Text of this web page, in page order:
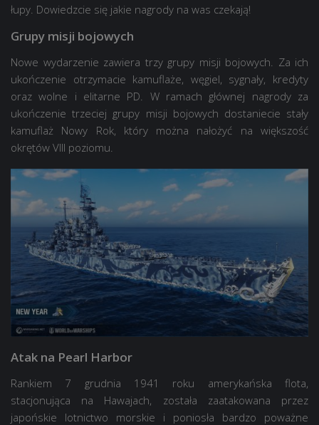
łupy. Dowiedzcie się jakie nagrody na was czekają!
Grupy misji bojowych
Nowe wydarzenie zawiera trzy grupy misji bojowych. Za ich
ukończenie otrzymacie kamuflaże, węgiel, sygnały, kredyty
oraz wolne i elitarne PD. W ramach głównej nagrody za
ukończenie trzeciej grupy misji bojowych dostaniecie stały
kamuflaż Nowy Rok, który można nałożyć na większość
okrętów VIII poziomu.
Atak na Pearl Harbor
Rankiem 7 grudnia 1941 roku amerykańska flota,
stacjonująca na Hawajach, została zaatakowana przez
japońskie lotnictwo morskie i poniosła bardzo poważne